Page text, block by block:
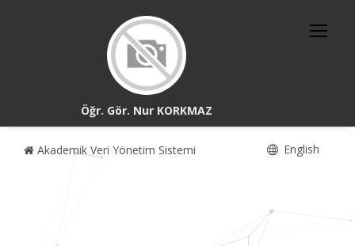
Öğr. Gör. Nur KORKMAZ
Akademik Veri Yönetim Sistemi English